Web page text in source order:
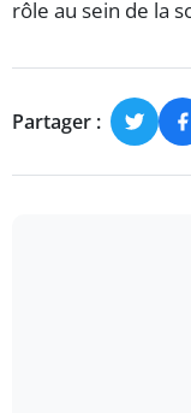
rôle au sein de la
Partager :